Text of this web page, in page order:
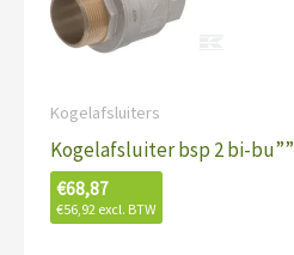
Kogelafsluiters
Kogelafsluiter bsp 2 bi-bu””
€68,87
€56,92 excl. BTW